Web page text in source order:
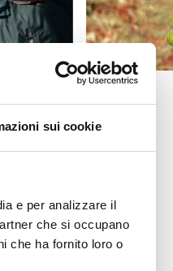
sui cookie
e per analizzare il
che si occupano
che ha fornito loro o